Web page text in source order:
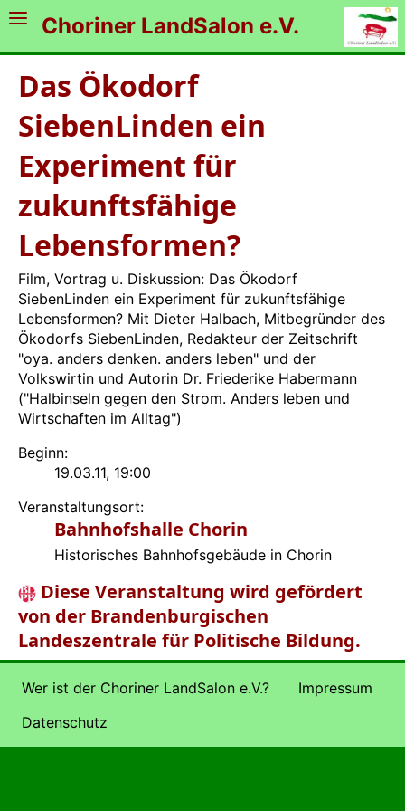
Choriner LandSalon e.V.
Das Ökodorf
SiebenLinden ein
Experiment für
zukunftsfähige
Lebensformen?
Film, Vortrag u. Diskussion: Das Ökodorf
SiebenLinden ein Experiment für zukunftsfähige
Lebensformen? Mit Dieter Halbach, Mitbegründer des
Ökodorfs SiebenLinden, Redakteur der Zeitschrift
"oya. anders denken. anders leben" und der
Volkswirtin und Autorin Dr. Friederike Habermann
("Halbinseln gegen den Strom. Anders leben und
Wirtschaften im Alltag")
Beginn:
19.03.11, 19:00
Veranstaltungsort:
Bahnhofshalle Chorin
Historisches Bahnhofsgebäude in Chorin
Diese Veranstaltung wird gefördert
von der Brandenburgischen
Landeszentrale für Politische Bildung.
Wer ist der Choriner LandSalon e.V.?
Impressum
Datenschutz